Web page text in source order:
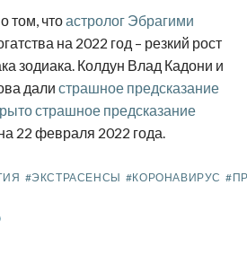
том, чтоастролог Эбрагими
на 2022 год – резкий рост
зодиака. Колдун Влад Кадони и
дали страшное предсказание
страшное предсказание
22 февраля 2022 года.
#ЭКСТРАСЕНСЫ #КОРОНАВИРУС